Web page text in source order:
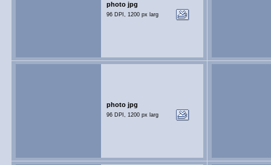
photo jpg
96 DPI, 1200 px larg
photo jpg
96 DPI, 1200 px larg